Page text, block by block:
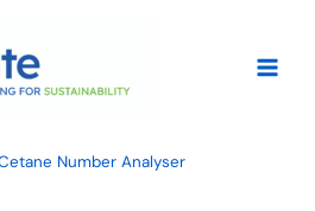
Number Analyser